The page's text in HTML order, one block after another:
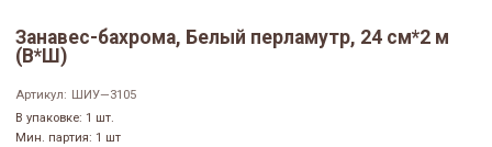
Занавес-бахрома, Белый перламутр, 24 см*2 м
(В*Ш)
Артикул: ШИУ—3105
В упаковке: 1 шт.
Мин. партия: 1 шт